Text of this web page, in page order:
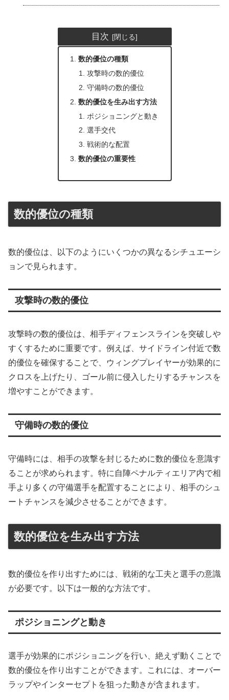
目次
数的優位の種類
攻撃時の数的優位
守備時の数的優位
数的優位を生み出す方法
ポジショニングと動き
選手交代
戦術的な配置
数的優位の重要性
数的優位の種類
数的優位は、以下のようにいくつかの異なるシチュエーシ
ョンで見られます。
攻撃時の数的優位
攻撃時の数的優位は、相手ディフェンスラインを突破しや
すくするために重要です。例えば、サイドライン付近で数
的優位を確保することで、ウィングプレイヤーが効果的に
クロスを上げたり、ゴール前に侵入したりするチャンスを
増やすことができます。
守備時の数的優位
守備時には、相手の攻撃を封じるために数的優位を意識す
ることが求められます。特に自陣ペナルティエリア内で相
手より多くの守備選手を配置することにより、相手のシュ
ートチャンスを減少させることができます。
数的優位を生み出す方法
数的優位を作り出すためには、戦術的な工夫と選手の意識
が必要です。以下は一般的な方法です。
ポジショニングと動き
選手が効果的にポジショニングを行い、絶えず動くことで
数的優位を作り出すことができます。これには、オーバー
ラップやインターセプトを狙った動きが含まれます。